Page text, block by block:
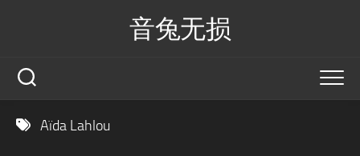
音兔无损
Aïda Lahlou